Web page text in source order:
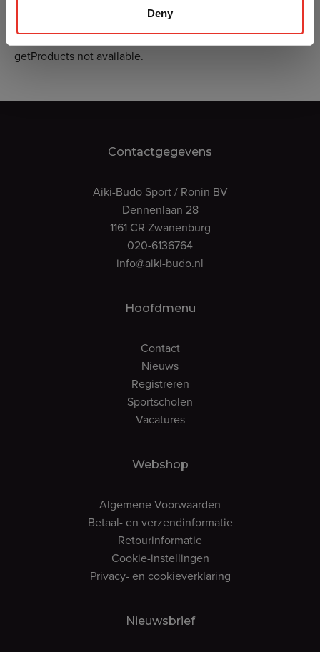
Deny
getProducts not available.
Contactgegevens
Aiki-Budo Sport / Ronin BV
Dennenlaan 28
1161 CR Zwanenburg
020-6136764
info@aiki-budo.nl
Hoofdmenu
Contact
Nieuws
Registreren
Sportscholen
Vacatures
Webshop
Algemene Voorwaarden
Betaal- en verzendinformatie
Retourinformatie
Cookie-instellingen
Privacy- en cookieverklaring
Nieuwsbrief